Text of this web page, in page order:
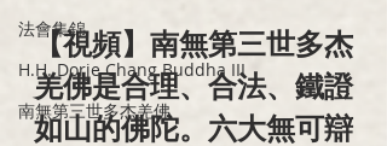
法會集錦
H.H. Dorje Chang Buddha III
南無第三世多杰羌佛
【視頻】南無第三世多杰
羌佛是合理、合法、鐵證
如山的佛陀。六大無可辯